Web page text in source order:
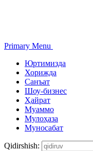
Primary Menu
Юртимизда
Хорижда
Санъат
Шоу-бизнес
Ҳайрат
Муаммо
Мулоҳаза
Муносабат
Qidirshish: